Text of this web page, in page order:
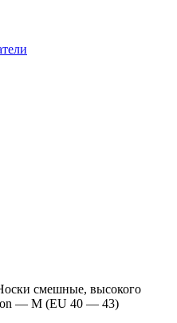
смешные, высокого
— M (EU 40 — 43)